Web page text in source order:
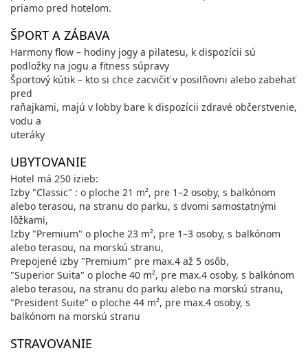
priamo pred hotelom.
ŠPORT A ZÁBAVA
Harmony flow – hodiny jogy a pilatesu, k dispozícii sú
podložky na jogu a fitness súpravy
Športový kútik – kto si chce zacvičiť v posilňovni alebo zabehať
pred
raňajkami, majú v lobby bare k dispozícii zdravé občerstvenie,
vodu a
uteráky
UBYTOVANIE
Hotel má 250 izieb:
Izby "Classic" : o ploche 21 m², pre 1–2 osoby, s balkónom
alebo terasou, na stranu do parku, s dvomi samostatnými
lôžkami,
Izby "Premium" o ploche 23 m², pre 1–3 osoby, s balkónom
alebo terasou, na morskú stranu,
Prepojené izby "Premium" pre max.4 až 5 osôb,
"Superior Suita" o ploche 40 m², pre max.4 osoby, s balkónom
alebo terasou, na stranu do parku alebo na morskú stranu,
"President Suite" o ploche 44 m², pre max.4 osoby, s
balkónom na morskú stranu
STRAVOVANIE